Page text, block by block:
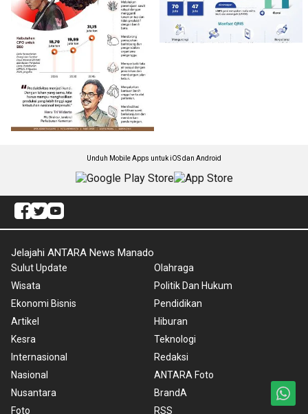
Unduh Mobile Apps untuk iOS dan Android
Jelajahi ANTARA News Manado
Sulut Update
Wisata
Ekonomi Bisnis
Artikel
Kesra
Internasional
Nasional
Nusantara
Foto
Olahraga
Politik Dan Hukum
Pendidikan
Hiburan
Teknologi
Redaksi
ANTARA Foto
BrandA
RSS